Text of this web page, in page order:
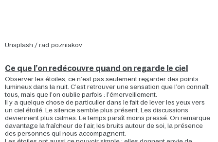
Unsplash / rad-pozniakov
Ce que l’on redécouvre quand on regarde le ciel
Observer les étoiles, ce n’est pas seulement regarder des points
lumineux dans la nuit. C’est retrouver une sensation que l’on connaît
tous, mais que l’on oublie parfois : l’émerveillement.
Il y a quelque chose de particulier dans le fait de lever les yeux vers
un ciel étoilé. Le silence semble plus présent. Les discussions
deviennent plus calmes. Le temps paraît moins pressé. On remarque
davantage la fraîcheur de l’air, les bruits autour de soi, la présence
des personnes qui nous accompagnent.